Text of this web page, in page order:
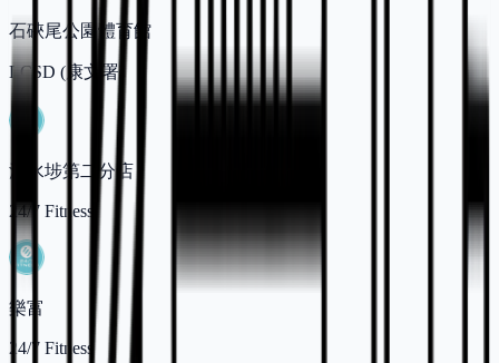
石硤尾公園體育館
LCSD (康文署)
深水埗第二分店
24/7 Fitness
樂富
24/7 Fitness